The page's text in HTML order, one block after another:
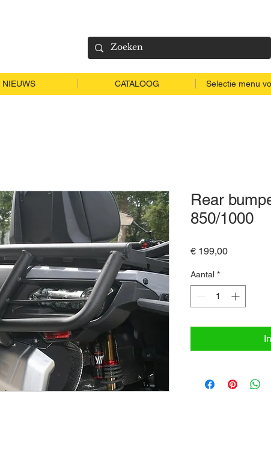
NIEUWS CATALOOG Selectie menu
Rear
850/1000
€ 199,00Prijs
Aantal *